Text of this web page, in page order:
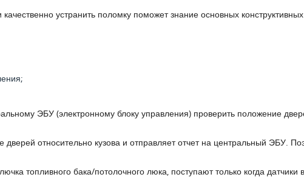
устранить поломку поможет знание основных
ЭБУ (электронному блоку управления) проверить положение
относительно кузова и отправляет отчет на центральный ЭБУ.
топливного бака/потолочного люка, поступают только когда датчики